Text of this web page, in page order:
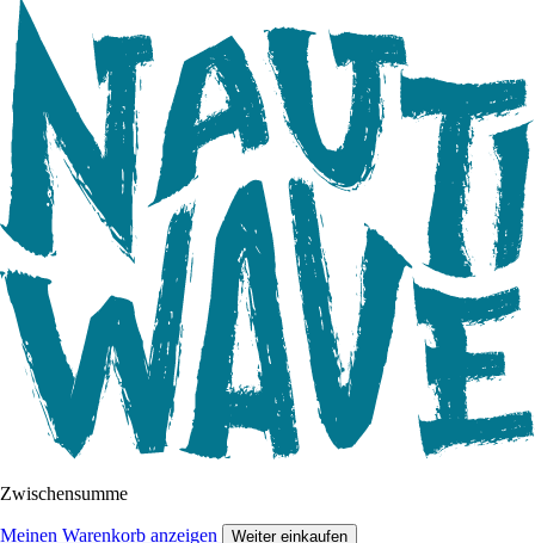
Zwischensumme
Meinen Warenkorb anzeigen Weiter einkaufen